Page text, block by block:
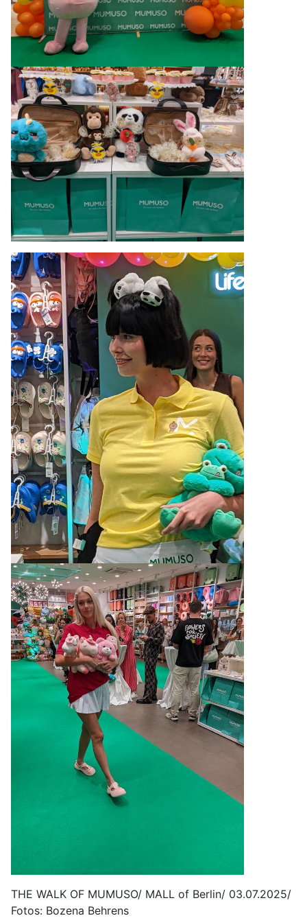
THE WALK OF MUMUSO/ MALL of Berlin/ 03.07.2025/
Fotos: Bozena Behrens